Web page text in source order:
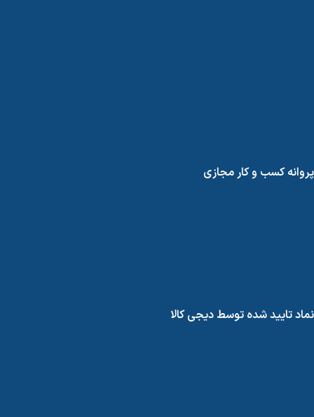
پروانه کسب و کار مجازی
نماد تایید شده توسط دیجی کالا